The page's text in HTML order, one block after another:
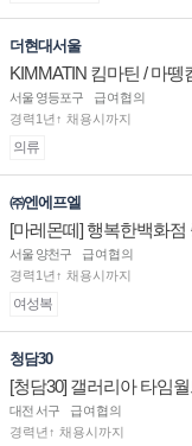
더현대서울
KIMMATIN 킴마틴 / 마
서울 영등포구
급여협의
경력1년↑ 채용시까지
의류
㈜엔에프엘
[마레몬떼] 행복한백화
서울 양천구
급여협의
경력1년↑ 채용시까지
여성복
청담30
[청담30] 갤러리아 타임
채용
대전 서구
급여협의
경력년↑ 채용시까지